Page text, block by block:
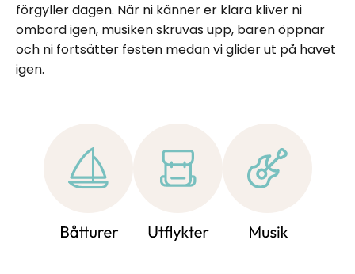
förgyller dagen. När ni känner er klara kliver ni
ombord igen, musiken skruvas upp, baren öppnar
och ni fortsätter festen medan vi glider ut på havet
igen.